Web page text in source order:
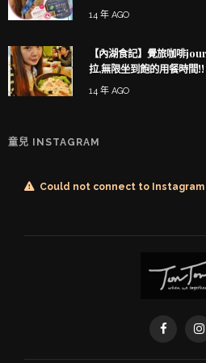
14 年 AGO
【內湖食記】覺旅咖啡
拉,無限坐到飽的用餐時間!!
14 年 AGO
童兒 INSTAGRAM
Could not connect to Instagram